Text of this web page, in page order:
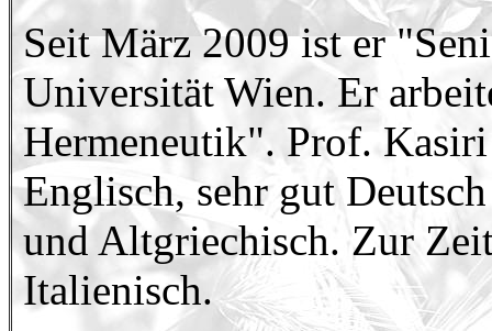
Seit März 2009 ist er
Universität Wien. Er
Hermeneutik". Prof.
Englisch, sehr gut
und Altgriechisch. Zur
Italienisch.